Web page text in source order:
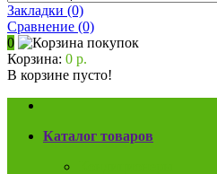
Закладки (0)
Сравнение (0)
0
Корзина: 0 р.
В корзине пусто!
Каталог товаров